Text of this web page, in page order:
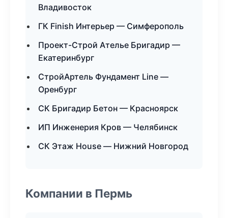
Владивосток
ГК Finish Интерьер — Симферополь
Проект-Строй Ателье Бригадир —
Екатеринбург
СтройАртель Фундамент Line —
Оренбург
СК Бригадир Бетон — Красноярск
ИП Инженерия Кров — Челябинск
СК Этаж House — Нижний Новгород
Компании в Пермь